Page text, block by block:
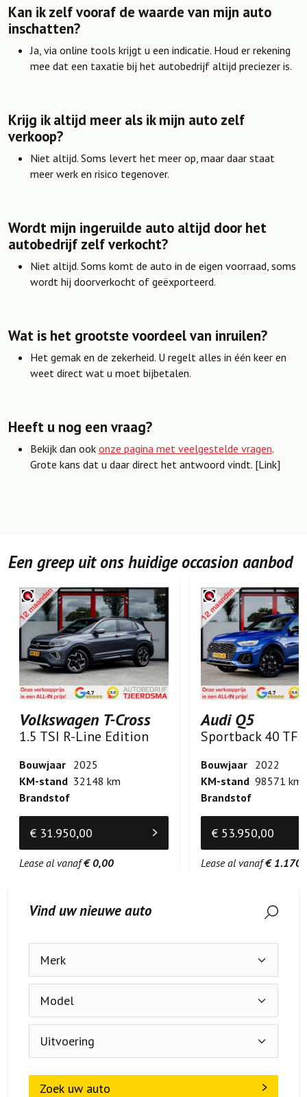
Kan ik zelf vooraf de waarde van mijn auto
inschatten?
Ja, via online tools krijgt u een indicatie. Houd er rekening
mee dat een taxatie bij het autobedrijf altijd preciezer is.
Krijg ik altijd meer als ik mijn auto zelf
verkoop?
Niet altijd. Soms levert het meer op, maar daar staat
meer werk en risico tegenover.
Wordt mijn ingeruilde auto altijd door het
autobedrijf zelf verkocht?
Niet altijd. Soms komt de auto in de eigen voorraad, soms
wordt hij doorverkocht of geëxporteerd.
Wat is het grootste voordeel van inruilen?
Het gemak en de zekerheid. U regelt alles in één keer en
weet direct wat u moet bijbetalen.
Heeft u nog een vraag?
Bekijk dan ook onze pagina met veelgestelde vragen.
Grote kans dat u daar direct het antwoord vindt. [Link]
Vind uw nieuwe auto
Zoek uw auto
Een greep uit ons huidige occasion aanbod
Volkswagen T-Cross
1.5 TSI R-Line Edition
Bouwjaar 2025
KM-stand 32148 km
Brandstof
€ 31.950,00
Lease al vanaf€ 0,00
Audi Q5
Bouwjaar
2022
KM-stand 98571 km
Brandstof
€ 53.950,00
Lease al vanaf€